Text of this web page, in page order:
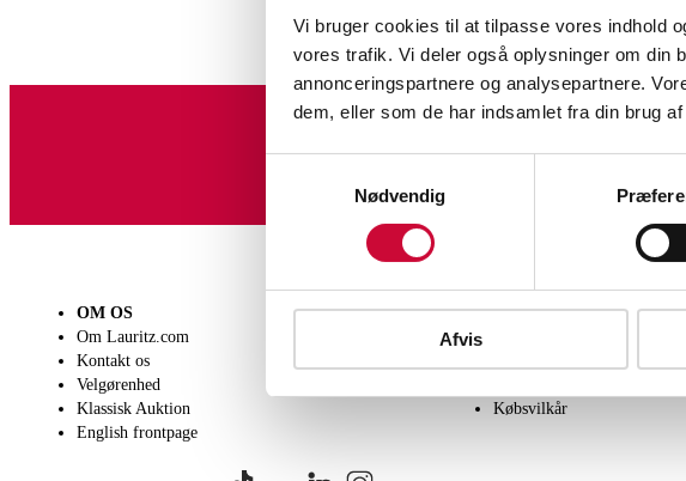
Vi bruger cookies til at tilpasse vores indhold
vores trafik. Vi deler også oplysninger om din
annonceringspartnere og analysepartnere.
dem, eller som de har indsamlet fra din brug
Nødvendig
Afvis
Tilmeld dig vores nyhedsbrev og modtag
OM OS
Om Lauritz.com
Kontakt os
Velgørenhed
Klassisk Auktion
English frontpage
SÆLG
KØB
Købsvilkår